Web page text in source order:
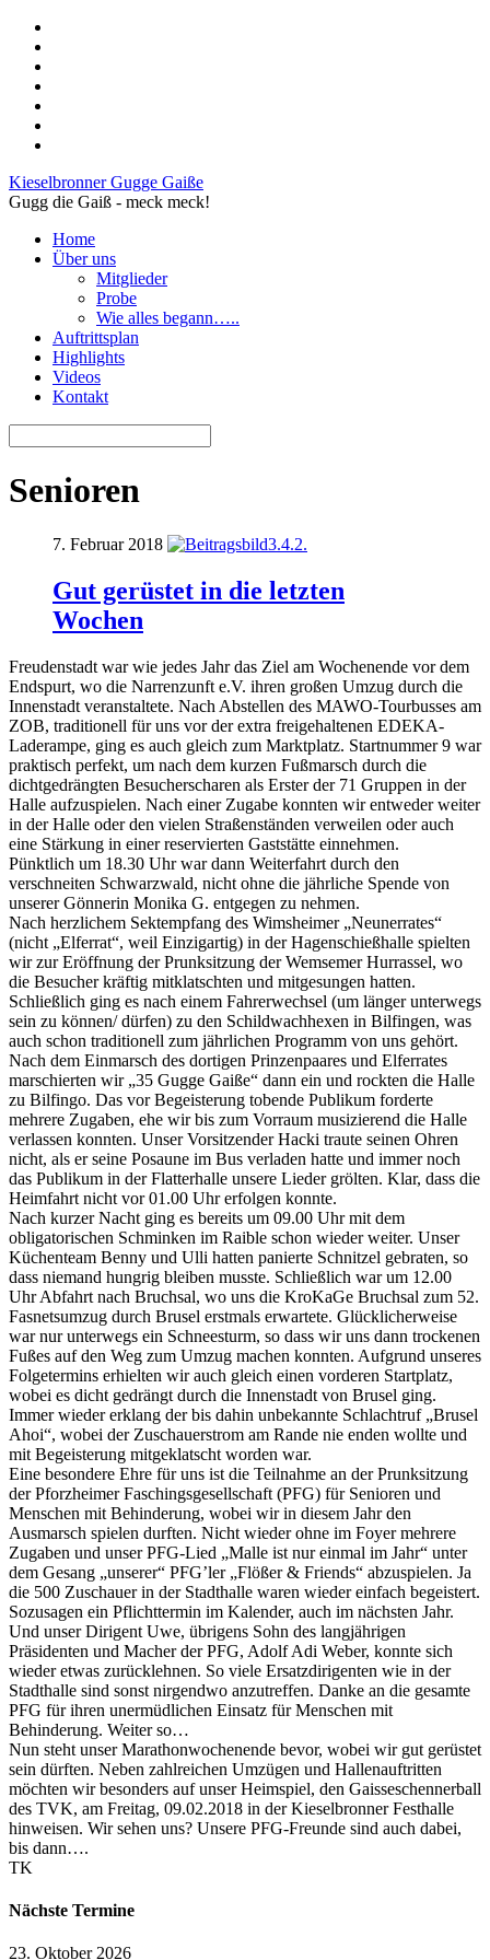
Kieselbronner Gugge Gaiße
Gugg die Gaiß - meck meck!
Home
Über uns
Mitglieder
Probe
Wie alles begann…..
Auftrittsplan
Highlights
Videos
Kontakt
Senioren
7. Februar 2018
Gut gerüstet in die letzten
Wochen
Freudenstadt war wie jedes Jahr das Ziel am Wochenende vor dem
Endspurt, wo die Narrenzunft e.V. ihren großen Umzug durch die
Innenstadt veranstaltete. Nach Abstellen des MAWO-Tourbusses am
ZOB, traditionell für uns vor der extra freigehaltenen EDEKA-
Laderampe, ging es auch gleich zum Marktplatz. Startnummer 9 war
praktisch perfekt, um nach dem kurzen Fußmarsch durch die
dichtgedrängten Besucherscharen als Erster der 71 Gruppen in der
Halle aufzuspielen. Nach einer Zugabe konnten wir entweder weiter
in der Halle oder den vielen Straßenständen verweilen oder auch
eine Stärkung in einer reservierten Gaststätte einnehmen.
Pünktlich um 18.30 Uhr war dann Weiterfahrt durch den
verschneiten Schwarzwald, nicht ohne die jährliche Spende von
unserer Gönnerin Monika G. entgegen zu nehmen.
Nach herzlichem Sektempfang des Wimsheimer „Neunerrates“
(nicht „Elferrat“, weil Einzigartig) in der Hagenschießhalle spielten
wir zur Eröffnung der Prunksitzung der Wemsemer Hurrassel, wo
die Besucher kräftig mitklatschten und mitgesungen hatten.
Schließlich ging es nach einem Fahrerwechsel (um länger unterwegs
sein zu können/ dürfen) zu den Schildwachhexen in Bilfingen, was
auch schon traditionell zum jährlichen Programm von uns gehört.
Nach dem Einmarsch des dortigen Prinzenpaares und Elferrates
marschierten wir „35 Gugge Gaiße“ dann ein und rockten die Halle
zu Bilfingo. Das vor Begeisterung tobende Publikum forderte
mehrere Zugaben, ehe wir bis zum Vorraum musizierend die Halle
verlassen konnten. Unser Vorsitzender Hacki traute seinen Ohren
nicht, als er seine Posaune im Bus verladen hatte und immer noch
das Publikum in der Flatterhalle unsere Lieder grölten. Klar, dass die
Heimfahrt nicht vor 01.00 Uhr erfolgen konnte.
Nach kurzer Nacht ging es bereits um 09.00 Uhr mit dem
obligatorischen Schminken im Raible schon wieder weiter. Unser
Küchenteam Benny und Ulli hatten panierte Schnitzel gebraten, so
dass niemand hungrig bleiben musste. Schließlich war um 12.00
Uhr Abfahrt nach Bruchsal, wo uns die KroKaGe Bruchsal zum 52.
Fasnetsumzug durch Brusel erstmals erwartete. Glücklicherweise
war nur unterwegs ein Schneesturm, so dass wir uns dann trockenen
Fußes auf den Weg zum Umzug machen konnten. Aufgrund unseres
Folgetermins erhielten wir auch gleich einen vorderen Startplatz,
wobei es dicht gedrängt durch die Innenstadt von Brusel ging.
Immer wieder erklang der bis dahin unbekannte Schlachtruf „Brusel
Ahoi“, wobei der Zuschauerstrom am Rande nie enden wollte und
mit Begeisterung mitgeklatscht worden war.
Eine besondere Ehre für uns ist die Teilnahme an der Prunksitzung
der Pforzheimer Faschingsgesellschaft (PFG) für Senioren und
Menschen mit Behinderung, wobei wir in diesem Jahr den
Ausmarsch spielen durften. Nicht wieder ohne im Foyer mehrere
Zugaben und unser PFG-Lied „Malle ist nur einmal im Jahr“ unter
dem Gesang „unserer“ PFG’ler „Flößer & Friends“ abzuspielen. Ja
die 500 Zuschauer in der Stadthalle waren wieder einfach begeistert.
Sozusagen ein Pflichttermin im Kalender, auch im nächsten Jahr.
Und unser Dirigent Uwe, übrigens Sohn des langjährigen
Präsidenten und Macher der PFG, Adolf Adi Weber, konnte sich
wieder etwas zurücklehnen. So viele Ersatzdirigenten wie in der
Stadthalle sind sonst nirgendwo anzutreffen. Danke an die gesamte
PFG für ihren unermüdlichen Einsatz für Menschen mit
Behinderung. Weiter so…
Nun steht unser Marathonwochenende bevor, wobei wir gut gerüstet
sein dürften. Neben zahlreichen Umzügen und Hallenauftritten
möchten wir besonders auf unser Heimspiel, den Gaisseschennerball
des TVK, am Freitag, 09.02.2018 in der Kieselbronner Festhalle
hinweisen. Wir sehen uns? Unsere PFG-Freunde sind auch dabei,
bis dann….
TK
Nächste Termine
23. Oktober 2026